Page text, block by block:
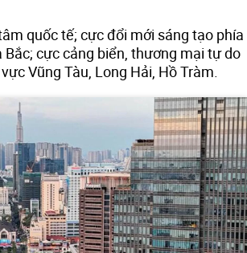
quốc tế; cực đổi mới sáng tạo phía
cực cảng biển, thương mại tự do
Vũng Tàu, Long Hải, Hồ Tràm.